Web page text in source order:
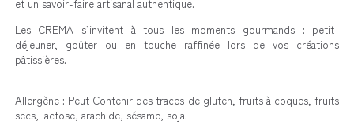
et un savoir-faire artisanal authentique.
Les CREMA s’invitent à tous les moments gourmands : petit-
déjeuner, goûter ou en touche raffinée lors de vos créations
pâtissières.
Allergène : Peut Contenir des traces de gluten, fruits à coques, fruits
secs, lactose, arachide, sésame, soja.